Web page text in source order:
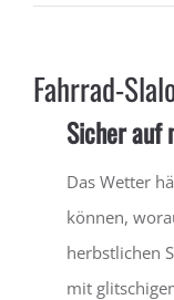
LERNEN
LEBEN
SERVICE
Fahrrad-
Sicher auf
Das Wetter
können,
herbstlichen
mit